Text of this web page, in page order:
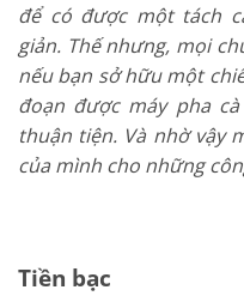
để có được một tách
giản. Thế nhưng, mọi
nếu bạn sở hữu một
đoạn được máy pha
thuận tiện. Và nhờ vậy
của mình cho những
Tiền bạc